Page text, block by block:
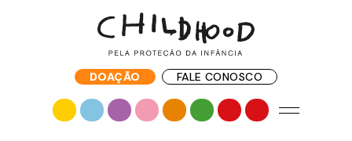
DOAÇÃO FALE CONOSCO